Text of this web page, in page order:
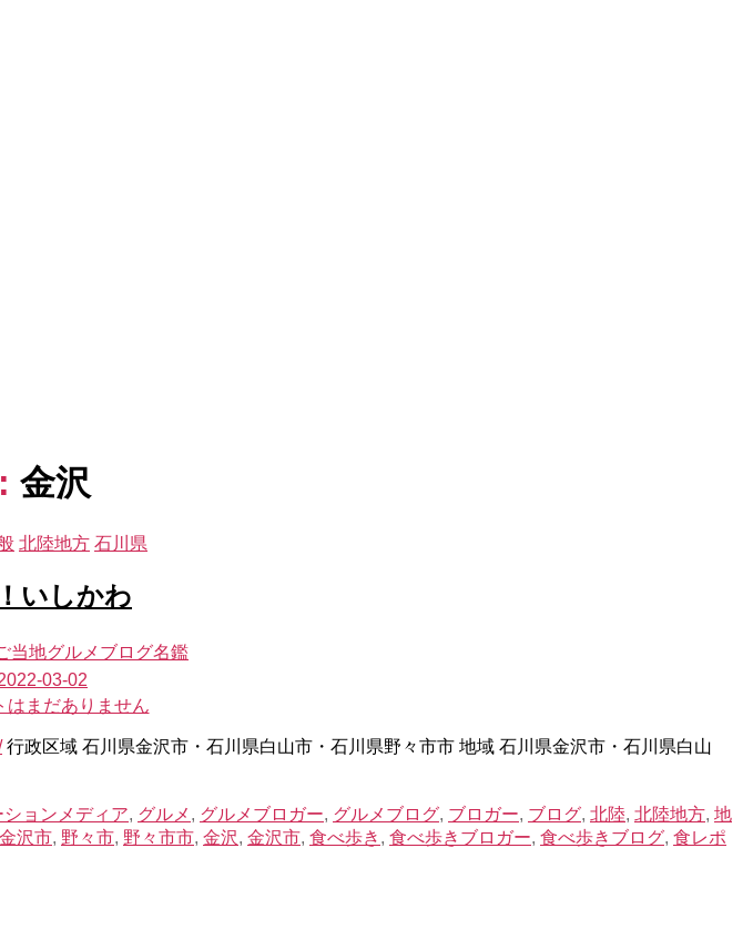
金沢
カ
ゴ
リ
北陸地方 石川県
いしかわ
当地グルメブログ名鑑
03-02
はまだありません
行政区域 石川県金沢市・石川県白山市・石川県野々市市 地域 石川県金沢市・石川県白山
ションメディア, グルメ , グルメブロガー, グルメブログ, ブロガー, ブログ, 北陸, 北陸地方, 地
沢市, 野々市, 野々市市, 金沢, 金沢市, 食べ歩き , 食べ歩きブロガー, 食べ歩きブログ, 食レポ